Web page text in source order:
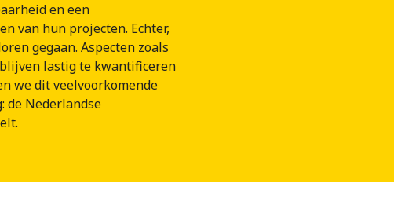
en een
van hun projecten. Echter,
gegaan. Aspecten zoals
lastig te kwantificeren
we dit veelvoorkomende
de Nederlandse